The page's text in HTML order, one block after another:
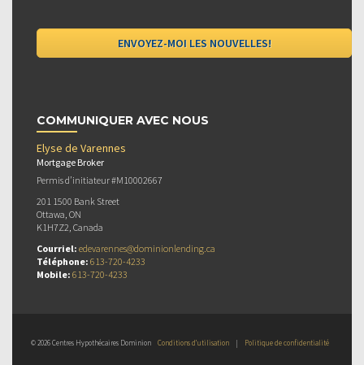
COMMUNIQUER AVEC NOUS
Elyse de Varennes
Mortgage Broker
Permis d’initiateur #M10002667
201 1500 Bank Street
Ottawa, ON
K1H7Z2, Canada
Courriel: edevarennes@dominionlending.ca
Téléphone: 613-720-4233
Mobile: 613-720-4233
© 2026 Centres Hypothécaires Dominion Conditions d’utilisation | Politique de confidentialité